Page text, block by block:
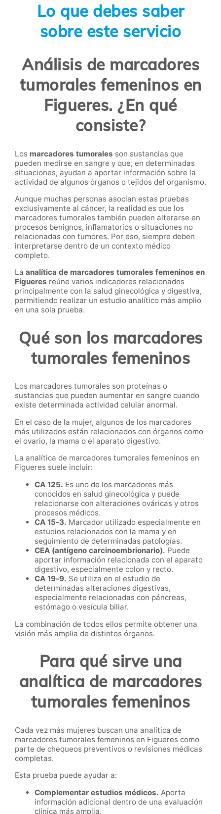
Lo que debes saber
sobre este servicio
Análisis de marcadores
tumorales femeninos en
Figueres. ¿En qué
consiste?
Los marcadores tumorales son sustancias que
pueden medirse en sangre y que, en determinadas
situaciones, ayudan a aportar información sobre la
actividad de algunos órganos o tejidos del organismo.
Aunque muchas personas asocian estas pruebas
exclusivamente al cáncer, la realidad es que los
marcadores tumorales también pueden alterarse en
procesos benignos, inflamatorios o situaciones no
relacionadas con tumores. Por eso, siempre deben
interpretarse dentro de un contexto médico
completo.
La analítica de marcadores tumorales femeninos en
Figueres reúne varios indicadores relacionados
principalmente con la salud ginecológica y digestiva,
permitiendo realizar un estudio analítico más amplio
en una sola prueba.
Qué son los marcadores
tumorales femeninos
Los marcadores tumorales son proteínas o
sustancias que pueden aumentar en sangre cuando
existe determinada actividad celular anormal.
En el caso de la mujer, algunos de los marcadores
más utilizados están relacionados con órganos como
el ovario, la mama o el aparato digestivo.
La analítica de marcadores tumorales femeninos en
Figueres suele incluir:
CA 125. Es uno de los marcadores más
conocidos en salud ginecológica y puede
relacionarse con alteraciones ováricas y otros
procesos médicos.
CA 15-3. Marcador utilizado especialmente en
estudios relacionados con la mama y en
seguimiento de determinadas patologías.
CEA (antígeno carcinoembrionario). Puede
aportar información relacionada con el aparato
digestivo, especialmente colon y recto.
CA 19-9. Se utiliza en el estudio de
determinadas alteraciones digestivas,
especialmente relacionadas con páncreas,
estómago o vesícula biliar.
La combinación de todos ellos permite obtener una
visión más amplia de distintos órganos.
Para qué sirve una
analítica de marcadores
tumorales femeninos
Cada vez más mujeres buscan una analítica de
marcadores tumorales femeninos en Figueres como
parte de chequeos preventivos o revisiones médicas
completas.
Esta prueba puede ayudar a:
Complementar estudios médicos. Aporta
información adicional dentro de una evaluación
clínica más amplia.